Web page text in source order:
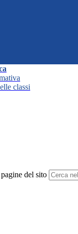
classi
del sito